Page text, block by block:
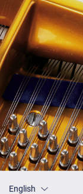
English